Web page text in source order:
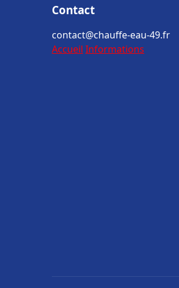
Contact
contact@chauffe-eau-49.fr
Accueil Informations